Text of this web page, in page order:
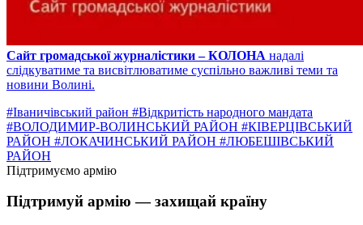
Сайт громадської журналістики – КОЛОНА надалі
слідкуватиме та висвітлюватиме суспільно важливі теми та
новини Волині.
#Іваничівський район #Відкритість народного мандата
#ВОЛОДИМИР-ВОЛИНСЬКИЙ РАЙОН #КІВЕРЦІВСЬКИЙ
РАЙОН #ЛОКАЧИНСЬКИЙ РАЙОН #ЛЮБЕШІВСЬКИЙ
РАЙОН
Підтримуємо армію
Підтримуй армію — захищай країну